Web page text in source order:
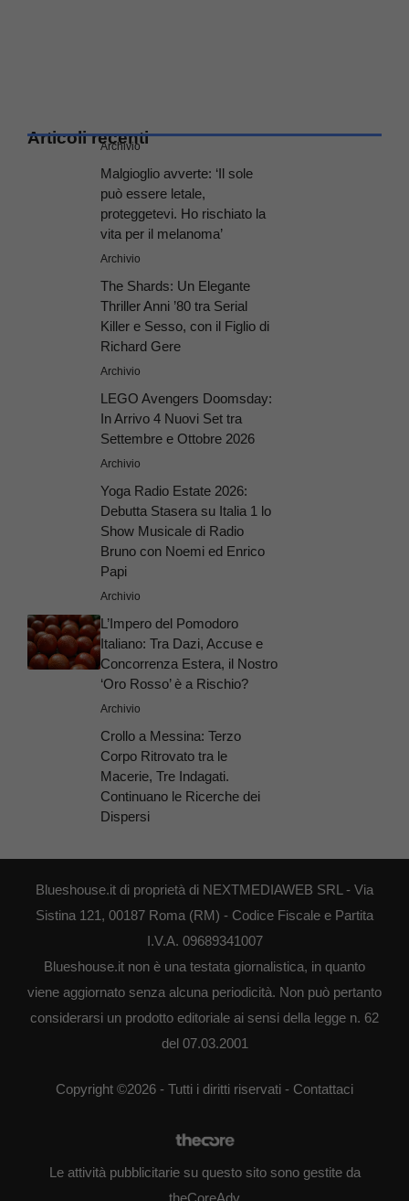
Articoli recenti
Archivio
Malgioglio avverte: ‘Il sole
può essere letale,
proteggetevi. Ho rischiato la
vita per il melanoma’
Archivio
The Shards: Un Elegante
Thriller Anni ’80 tra Serial
Killer e Sesso, con il Figlio di
Richard Gere
Archivio
LEGO Avengers Doomsday:
In Arrivo 4 Nuovi Set tra
Settembre e Ottobre 2026
Archivio
Yoga Radio Estate 2026:
Debutta Stasera su Italia 1 lo
Show Musicale di Radio
Bruno con Noemi ed Enrico
Papi
Archivio
L’Impero del Pomodoro
Italiano: Tra Dazi, Accuse e
Concorrenza Estera, il Nostro
‘Oro Rosso’ è a Rischio?
Archivio
Crollo a Messina: Terzo
Corpo Ritrovato tra le
Macerie, Tre Indagati.
Continuano le Ricerche dei
Dispersi
Blueshouse.it di proprietà di NEXTMEDIAWEB SRL - Via
Sistina 121, 00187 Roma (RM) - Codice Fiscale e Partita
I.V.A. 09689341007
Blueshouse.it non è una testata giornalistica, in quanto
viene aggiornato senza alcuna periodicità. Non può pertanto
considerarsi un prodotto editoriale ai sensi della legge n. 62
del 07.03.2001
Copyright ©2026 - Tutti i diritti riservati - Contattaci
Le attività pubblicitarie su questo sito sono gestite da